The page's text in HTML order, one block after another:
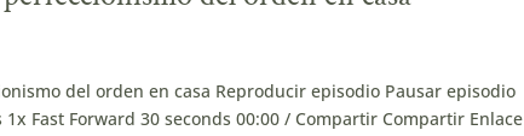
del orden en casa Reproducir episodio Pausar episodio
Fast Forward 30 seconds 00:00 / Compartir Compartir Enlace